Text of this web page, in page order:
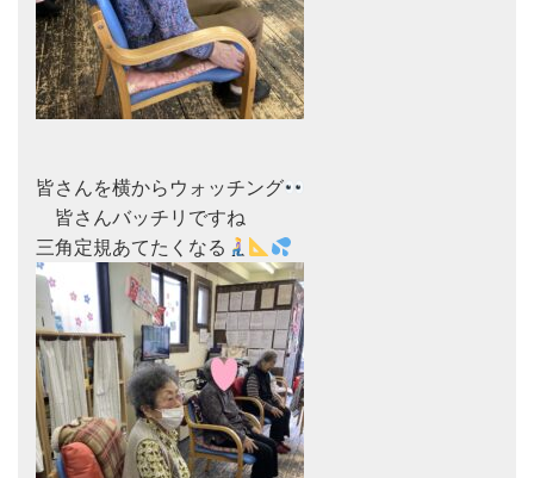
皆さんを横からウォッチング
皆さんバッチリですね
三角定規あてたくなる